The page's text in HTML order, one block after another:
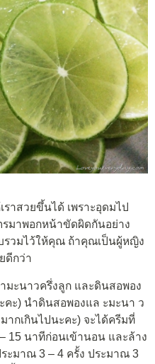
าสวยขึ้นได้ เพราะอุดมไป
มาพอกหน้าขัดผิดกันอย่าง
รวมไว้ให้คุณ ถ้าคุณเป็นผู้หญิง
ดีกว่า
มะนาวครึ่งลูก และดินสอพอง
คะ) นำดินสอพองแล ะมะนา ว
ากเกินไปนะคะ) จะได้ครีมที่
15 นาทีก่อนเข้านอน และล้าง
ะมาณ 3 – 4 ครั้ง ประมาณ 3